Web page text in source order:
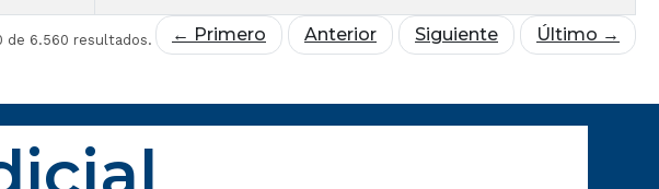
de 6.560 resultados. ← Primero Anterior Siguiente Último →